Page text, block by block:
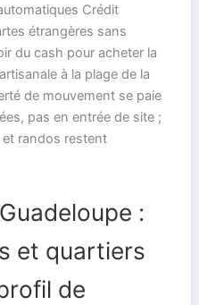
Crédit
étrangères sans
du cash pour acheter la
artisanale à la plage de la
de mouvement se paie
pas en entrée de site ;
randos restent
:
et quartiers
de